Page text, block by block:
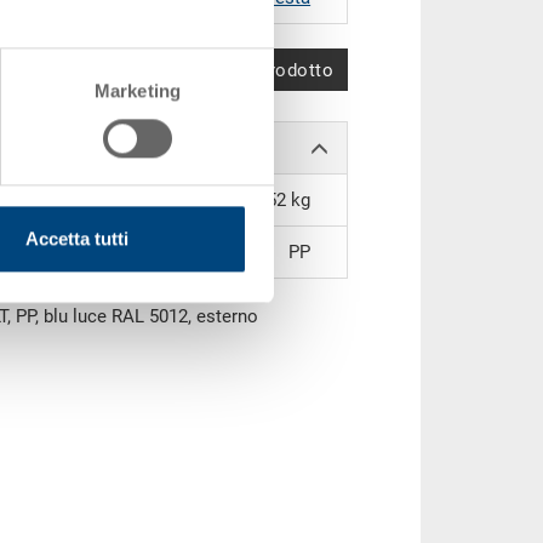
Marketing
Accetta tutti
Confronta prodotto
0.52 kg
PP
PP, blu luce RAL 5012, esterno